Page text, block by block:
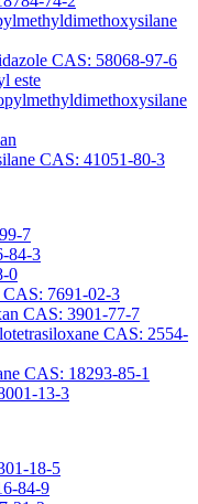
CAS: 58068-97-6
este
CAS: 41051-80-3
7
84-3
0
7691-02-3
CAS: 3901-77-7
CAS: 2554-
CAS: 18293-85-1
13-3
18-5
84-9